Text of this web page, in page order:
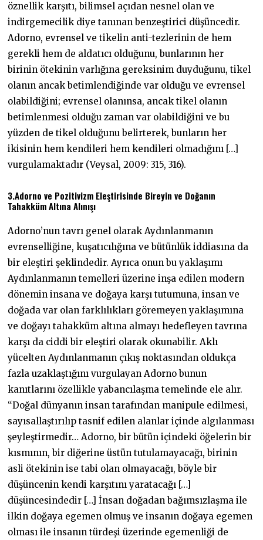
öznellik karşıtı, bilimsel açıdan nesnel olan ve
indirgemecilik diye tanınan benzeştirici düşüncedir.
Adorno, evrensel ve tikelin anti-tezlerinin de hem
gerekli hem de aldatıcı olduğunu, bunlarının her
birinin ötekinin varlığına gereksinim duyduğunu, tikel
olanın ancak betimlendiğinde var olduğu ve evrensel
olabildiğini; evrensel olanınsa, ancak tikel olanın
betimlenmesi olduğu zaman var olabildiğini ve bu
yüzden de tikel olduğunu belirterek, bunların her
ikisinin hem kendileri hem kendileri olmadığını […]
vurgulamaktadır (Veysal, 2009: 315, 316).
3.Adorno ve Pozitivizm Eleştirisinde Bireyin ve Doğanın
Tahakküm Altına Alınışı
Adorno’nun tavrı genel olarak Aydınlanmanın
evrenselliğine, kuşatıcılığına ve bütünlük iddiasına da
bir eleştiri şeklindedir. Ayrıca onun bu yaklaşımı
Aydınlanmanın temelleri üzerine inşa edilen modern
dönemin insana ve doğaya karşı tutumuna, insan ve
doğada var olan farklılıkları göremeyen yaklaşımına
ve doğayı tahakküm altına almayı hedefleyen tavrına
karşı da ciddi bir eleştiri olarak okunabilir. Aklı
yücelten Aydınlanmanın çıkış noktasından oldukça
fazla uzaklaştığını vurgulayan Adorno bunun
kanıtlarını özellikle yabancılaşma temelinde ele alır.
“Doğal dünyanın insan tarafından manipule edilmesi,
sayısallaştırılıp tasnif edilen alanlar içinde algılanması
şeyleştirmedir… Adorno, bir bütün içindeki öğelerin bir
kısmının, bir diğerine üstün tutulamayacağı, birinin
asli ötekinin ise tabi olan olmayacağı, böyle bir
düşüncenin kendi karşıtını yaratacağı […]
düşüncesindedir […] İnsan doğadan bağımsızlaşma ile
ilkin doğaya egemen olmuş ve insanın doğaya egemen
olması ile insanın türdeşi üzerinde egemenliği de